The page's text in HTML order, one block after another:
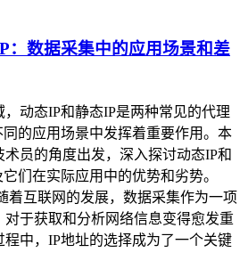
：数据采集中的应用场景和差
动态IP和静态IP是两种常见的代理
的应用场景中发挥着重要作用。本
员的角度出发，深入探讨动态IP和
们在实际应用中的优势和劣势。
网的发展，数据采集作为一项
对于获取和分析网络信息变得愈发重
程中，IP地址的选择成为了一个关键